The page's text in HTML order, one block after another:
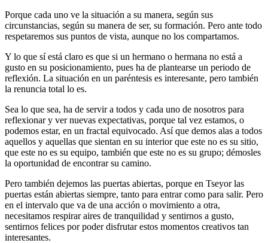
Porque cada uno ve la situación a su manera, según sus
circunstancias, según su manera de ser, su formación. Pero ante todo
respetaremos sus puntos de vista, aunque no los compartamos.
Y lo que sí está claro es que si un hermano o hermana no está a
gusto en su posicionamiento, pues ha de plantearse un periodo de
reflexión. La situación en un paréntesis es interesante, pero también
la renuncia total lo es.
Sea lo que sea, ha de servir a todos y cada uno de nosotros para
reflexionar y ver nuevas expectativas, porque tal vez estamos, o
podemos estar, en un fractal equivocado. Así que demos alas a todos
aquellos y aquellas que sientan en su interior que este no es su sitio,
que este no es su equipo, también que este no es su grupo; démosles
la oportunidad de encontrar su camino.
Pero también dejemos las puertas abiertas, porque en Tseyor las
puertas están abiertas siempre, tanto para entrar como para salir. Pero
en el intervalo que va de una acción o movimiento a otra,
necesitamos respirar aires de tranquilidad y sentirnos a gusto,
sentirnos felices por poder disfrutar estos momentos creativos tan
interesantes.